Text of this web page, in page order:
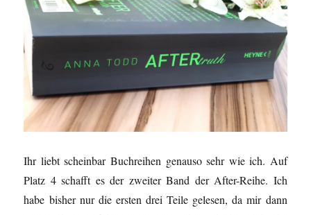
Ihr liebt scheinbar Buchreihen genauso sehr wie ich. Auf
Platz 4 schafft es der zweiter Band der After-Reihe. Ich
habe bisher nur die ersten drei Teile gelesen, da mir dann